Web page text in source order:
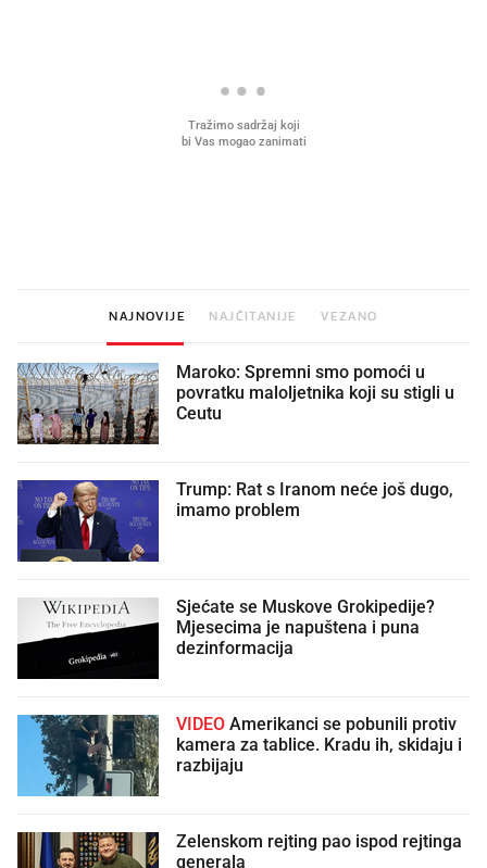
NAJNOVIJE NAJČITANIJE VEZANO
Maroko: Spremni smo pomoći u
povratku maloljetnika koji su stigli u
Ceutu
Trump: Rat s Iranom neće još dugo,
imamo problem
Sjećate se Muskove Grokipedije?
Mjesecima je napuštena i puna
dezinformacija
VIDEO
kamera za tablice. Kradu ih, skidaju i
razbijaju
Zelenskom rejting pao ispod rejtinga
generala